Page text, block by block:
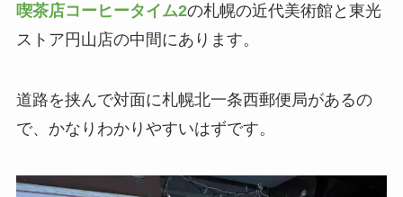
喫茶店コーヒータイム2の札幌の近代美術館と東光
ストア円山店の中間にあります。
道路を挟んで対面に札幌北一条西郵便局があるの
で、かなりわかりやすいはずです。